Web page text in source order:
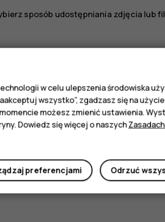
sposób udostępniania zdjęcia lub
informacje były pomocne?
Nie
w celu ulepszenia środowiska
wszystko”, zgadzasz się na
możesz zmienić ustawienia.
Dowiedz się więcej o naszych
Odrzuć
preferencjami